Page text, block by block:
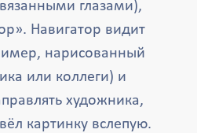
глазами),
Навигатор видит
нарисованный
или коллеги) и
художника,
картинку вслепую.